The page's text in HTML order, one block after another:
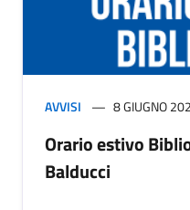
AVVISI 8 GIUGNO
Orario estivo
Balducci